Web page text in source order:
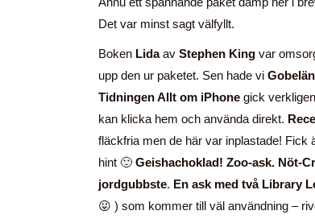
Det var minst sagt välfyllt.
Boken Lidaav Stephen King var
upp den ur paketet. Sen hade vi
Tidningen Allt om iPhone gick
kan klicka hem och använda direkt.
fläckfria men de här var inplastade! Fick
hint 🙂 Geishachoklad! Zoo-ask. Nöt-
jordgubbste. En ask med två Library
😛 ) som kommer till väl användning –